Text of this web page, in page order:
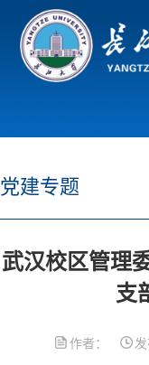
党建专题
武汉校区管理
支
作者：